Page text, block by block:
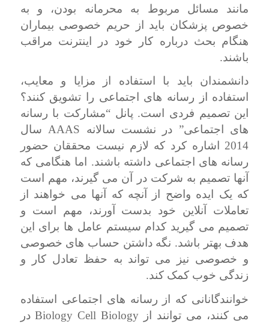
مانند مسائل مربوط به محرمانه بودن، و به
خصوص پزشکان باید از حریم خصوصی بیماران
هنگام بحث درباره کار خود در اینترنت مراقب
باشند.
دانشمندان باید با استفاده از مزایا و معایب،
استفاده از رسانه های اجتماعی را تشویق کنند؟
این تصمیم فردی است. پانل “مشارکت با رسانه
های اجتماعی” در نشست سالانه AAAS سال
2014 اشاره کرد که لازم نیست محققان حضور
رسانه های اجتماعی داشته باشند. اما هنگامی که
آنها تصمیم به شرکت در آن می گیرند، مهم است
که یک ایده واضح از آنچه که آنها می خواهند از
تعاملات آنلاین خود بدست آورند، مهم است و
تصمیم می گیرید کدام سیستم عامل ها برای این
هدف بهتر باشد. نگه داشتن حساب های خصوصی
و خصوصی نیز می تواند به حفظ تعادل کار و
زندگی خوب کمک کند.
خوانندگانانی که از رسانه های اجتماعی استفاده
می کنند، می توانند از Biology Cell Biology در